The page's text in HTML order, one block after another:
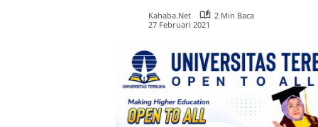
Kahaba.net
2 Min Baca
27 Februari 2021